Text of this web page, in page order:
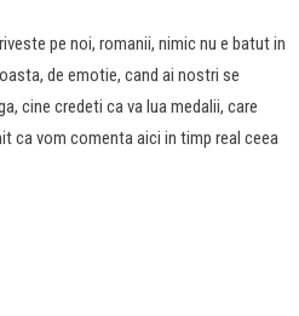
pe noi, romanii, nimic nu e batut in
de emotie, cand ai nostri se
cine credeti ca va lua medalii, care
ca vom comenta aici in timp real ceea